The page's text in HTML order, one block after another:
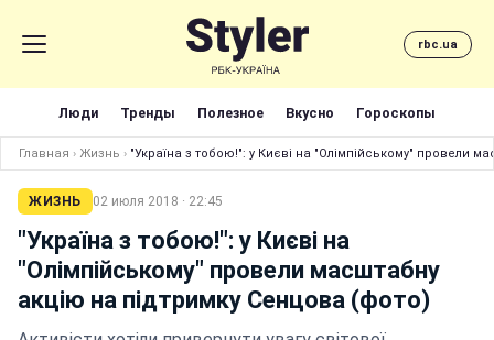
rbc.ua
Люди Тренды Полезное Вкусно Гороскопы
Главная › Жизнь › "Україна з тобою!": у Києві на "Олімпійському" провели
ЖИЗНЬ 02 июля 2018 · 22:45
"Україна з тобою!": у Києві на
"Олімпійському" провели масштабну
акцію на підтримку Сенцова (фото)